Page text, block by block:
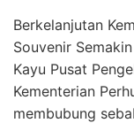
Berkelanjutan
Souvenir
Kayu Pusat
Kementerian
membubung